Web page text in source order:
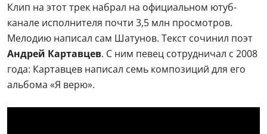
Клип на этот трек набрал на официальном ютуб-
канале исполнителя почти 3,5 млн просмотров.
Мелодию написал сам Шатунов. Текст сочинил поэт
Андрей Картавцев. С ним певец сотрудничал с 2008
года: Картавцев написал семь композиций для его
альбома «Я верю».